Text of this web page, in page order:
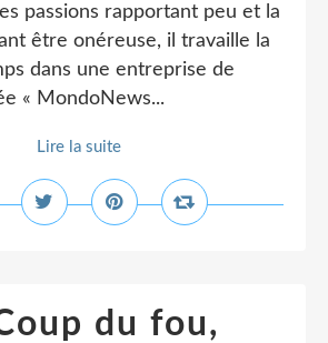
passions rapportant peu et la
être onéreuse, il travaille la
dans une entreprise de
« MondoNews...
Lire la suite
du fou,